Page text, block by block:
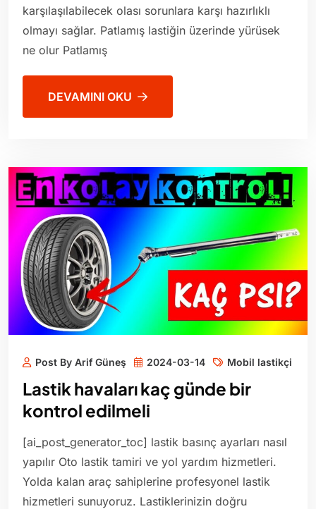
karşılaşılabilecek olası sorunlara karşı hazırlıklı
olmayı sağlar. Patlamış lastiğin üzerinde yürüsek
ne olur Patlamış
DEVAMINI OKU
Post By Arif Güneş 2024-03-14 Mobil lastikçi
Lastik havaları kaç günde bir
kontrol edilmeli
[ai_post_generator_toc] lastik basınç ayarları nasıl
yapılır Oto lastik tamiri ve yol yardım hizmetleri.
Yolda kalan araç sahiplerine profesyonel lastik
hizmetleri sunuyoruz. Lastiklerinizin doğru